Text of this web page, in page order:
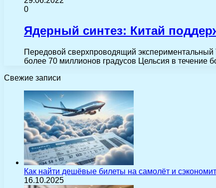
0
Ядерный синтез: Китай
Передовой сверхпроводящий экспериментальный
более 70 миллионов градусов Цельсия в течение
Свежие записи
Как найти дешёвые билеты на самолёт и
16.10.2025